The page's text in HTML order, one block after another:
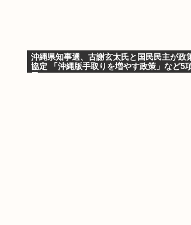
沖縄県知事選、古謝玄太氏と国民民主が政
協定 「沖縄版手取りを増やす政策」など5